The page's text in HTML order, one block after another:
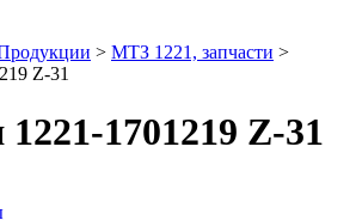
> МТЗ 1221, запчасти >
Z-31
1701219 Z-31